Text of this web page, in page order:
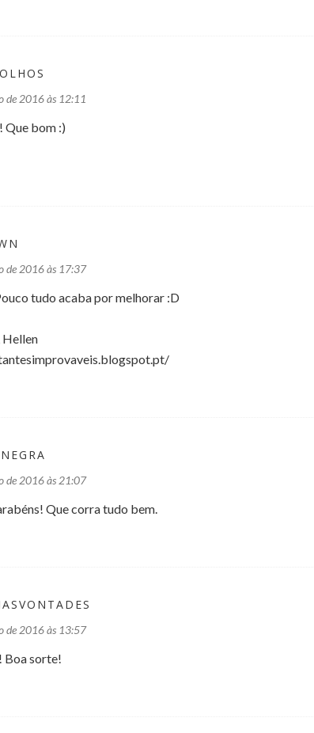
de 2016 às 12:11
Que bom :)
de 2016 às 17:37
tudo acaba por melhorar :D
Hellen
de 2016 às 21:07
Que corra tudo bem.
de 2016 às 13:57
Boa sorte!